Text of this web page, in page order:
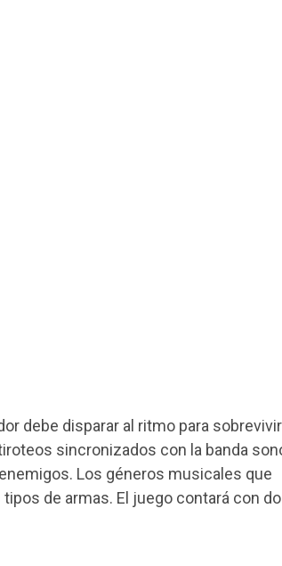
debe disparar al ritmo para
sincronizados con la banda
Los géneros musicales que
de armas. El juego contará con